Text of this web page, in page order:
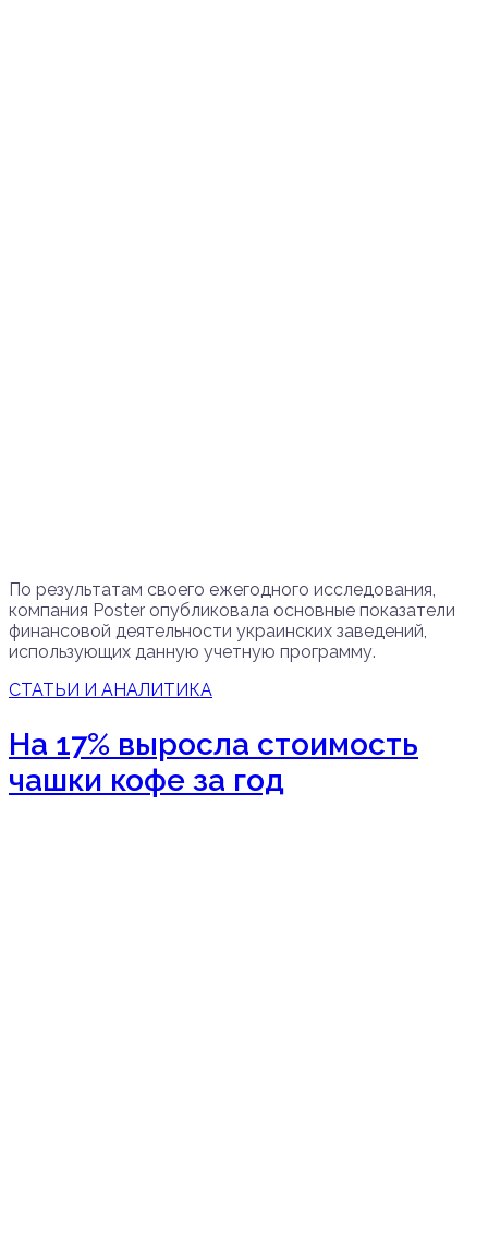
По результатам своего ежегодного исследования,
компания Poster опубликовала основные показатели
финансовой деятельности украинских заведений,
использующих данную учетную программу.
СТАТЬИ И АНАЛИТИКА
На 17% выросла стоимость
чашки кофе за год